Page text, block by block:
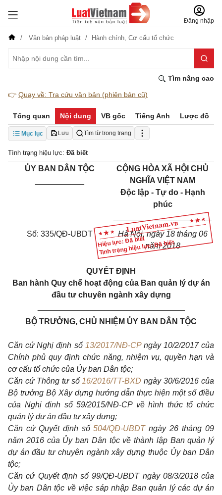
Đăng nhập
Văn bản pháp luật Hành chính, Cơ cấu tổ chức
Tìm nâng cao
👉 Quay về: Tra cứu văn bản (phiên bản cũ)
Tổng quan Nội dung VB gốc Tiếng Anh Lược đồ
Mục lục Lưu Tìm từ trong trang
Tình trạng hiệu lực: Đã biết
Hiệu lực: Đã biết
Tình trạng hiệu lực: Đã biết
ỦY BAN DÂN TỘC
CỘNG HÒA XÃ HỘI CHỦ
NGHĨA VIỆT NAM
Độc lập - Tự do - Hạnh
phúc
______________________
Số: 335/QĐ-UBDT Hà Nội, ngày 18tháng 06
năm2018
QUYẾT ĐỊNH
Ban hành Quy chế hoạt động của Ban quản lý dự án
đầu tư chuyên ngành xây dựng
BỘ TRƯỞNG, CHỦ NHIỆM ỦY BAN DÂN TỘC
Căn cứ Nghị định số 13/2017/NĐ-CPngày 10/2/2017 của
Chính phủ quy định chức năng, nhiệm vụ, quyền hạn và
cơ cấu tổ chức của Ủy ban Dân tộc;
Căn cứ Thông tư số 16/2016/TT-BXD ngày 30/6/2016 của
Bộ trưởng Bộ Xây dựng hướng dẫn thực hiện một số điều
của Nghị định số 59/2015/NĐ-CP về hình thức tổ chức
quản lý dự án đầu tư xây dựng;
Căn cứQuyết định số504/QĐ-UBDTngày 26 tháng 09
năm 2016 của Ủy ban Dân tộc về thành lập Ban quản lý
dự án đầu tư chuyên ngành xây dựng thuộc Ủy ban Dân
tộc;
Căn cứ Quyết định số 99/QĐ-UBDT ngày 08/3/2018 của
Ủy ban Dân tộc về việc sáp nhập Ban quản lý các dự án